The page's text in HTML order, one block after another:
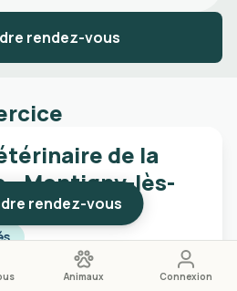
rendez-vous
Animaux Connexion
rendez-vous
de la
- Montigny-lès-
4,5